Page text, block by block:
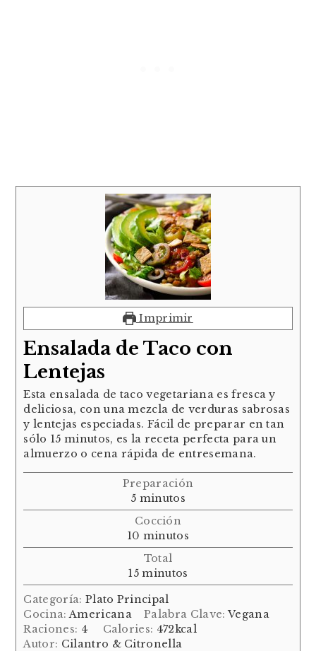
Imprimir
Ensalada de Taco con
Lentejas
Esta ensalada de taco vegetariana es fresca y
deliciosa, con una mezcla de verduras sabrosas
y lentejas especiadas. Fácil de preparar en tan
sólo 15 minutos, es la receta perfecta para un
almuerzo o cena rápida de entresemana.
Preparación
5minutos
minutos
Cocción
10 minutos
minutos
Total
15minutos
minutos
Categoría: Plato Principal
Cocina:Americana Palabra Clave:Vegana
Raciones: 4 Calories: 472kcal
Autor: Cilantro & Citronella